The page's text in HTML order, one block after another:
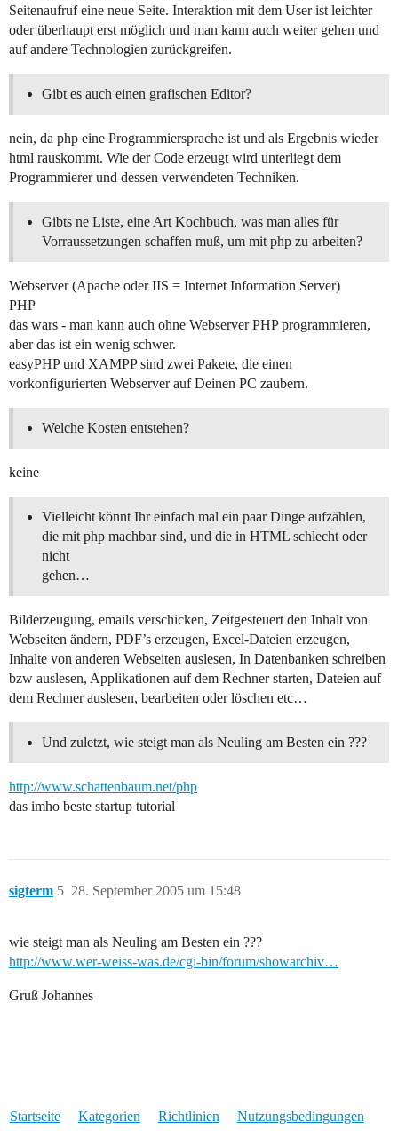
Seitenaufruf eine neue Seite. Interaktion mit dem User ist leichter
oder überhaupt erst möglich und man kann auch weiter gehen und
auf andere Technologien zurückgreifen.
Gibt es auch einen grafischen Editor?
nein, da php eine Programmiersprache ist und als Ergebnis wieder
html rauskommt. Wie der Code erzeugt wird unterliegt dem
Programmierer und dessen verwendeten Techniken.
Gibts ne Liste, eine Art Kochbuch, was man alles für
Vorraussetzungen schaffen muß, um mit php zu arbeiten?
Webserver (Apache oder IIS = Internet Information Server)
PHP
das wars - man kann auch ohne Webserver PHP programmieren,
aber das ist ein wenig schwer.
easyPHP und XAMPP sind zwei Pakete, die einen
vorkonfigurierten Webserver auf Deinen PC zaubern.
Welche Kosten entstehen?
keine
Vielleicht könnt Ihr einfach mal ein paar Dinge aufzählen,
die mit php machbar sind, und die in HTML schlecht oder
nicht
gehen…
Bilderzeugung, emails verschicken, Zeitgesteuert den Inhalt von
Webseiten ändern, PDF’s erzeugen, Excel-Dateien erzeugen,
Inhalte von anderen Webseiten auslesen, In Datenbanken schreiben
bzw auslesen, Applikationen auf dem Rechner starten, Dateien auf
dem Rechner auslesen, bearbeiten oder löschen etc…
Und zuletzt, wie steigt man als Neuling am Besten ein ???
http://www.schattenbaum.net/php
das imho beste startup tutorial
sigterm 28. September 2005 um 15:48
5
wie steigt man als Neuling am Besten ein ???
http://www.wer-weiss-was.de/cgi-bin/forum/showarchiv…
Gruß Johannes
Startseite Kategorien Richtlinien Nutzungsbedingungen